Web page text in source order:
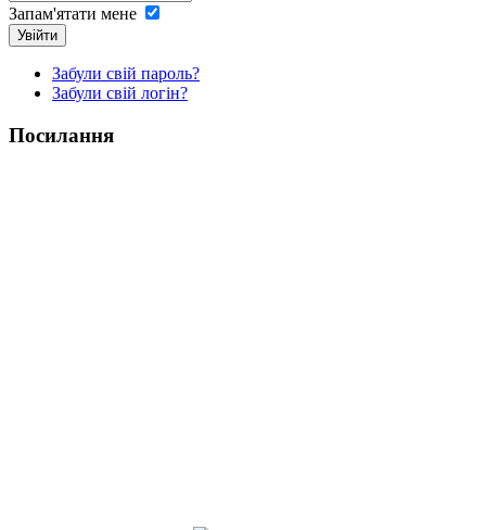
Запам'ятати мене
Увійти
Забули свій пароль?
Забули свій логін?
Посилання